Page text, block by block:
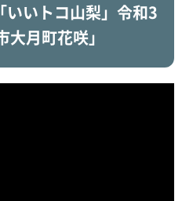
いいトコ山梨」令和3
月町花咲」